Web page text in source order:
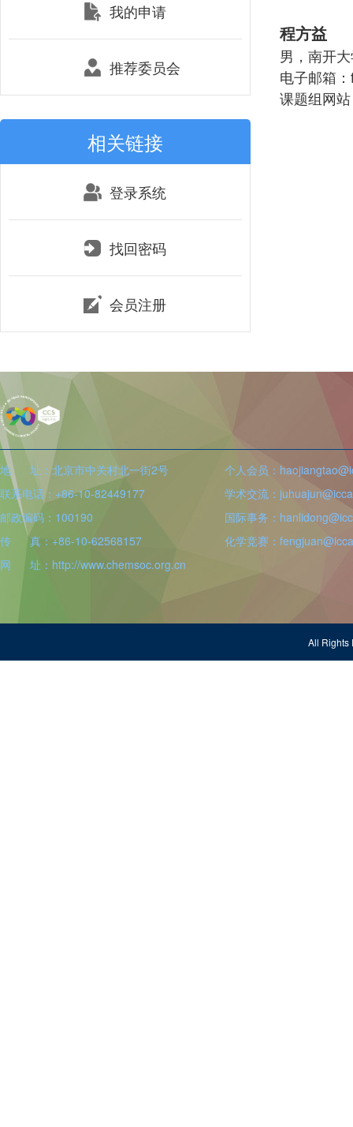
我的申请
推荐委员会
相关链接
登录系统
找回密码
会员注册
程方益
男，南开
电子邮箱
课题组网
地 址：北京市中关村北一街2号
联系电话：+86-10-82449177
邮政编码：100190
传 真：+86-10-62568157
网 址：http://www.chemsoc.org.cn
个人会员：
学术交流：
国际事务：
化学竞赛：
All Rights